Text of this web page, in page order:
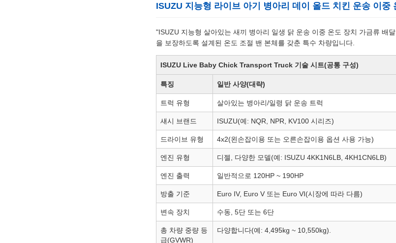
ISUZU 지능형 라이브 아기 병아리 데이 올드 치킨 운송 이
"ISUZU 지능형 살아있는 새끼 병아리 일생 닭 운송 이중 온도 장치 가금류 배
을 보장하도록 설계된 온도 조절 밴 본체를 갖춘 특수 차량입니다.
ISUZU Live Baby Chick Transport Truck 기술 시트(공통 구성)
특징 일반 사양(대략)
트럭 유형 살아있는 병아리/일령 닭 운송 트럭
섀시 브랜드 ISUZU(예: NQR, NPR, KV100 시리즈)
드라이브 유형 4x2(왼손잡이용 또는 오른손잡이용 옵션 사용 가능)
엔진 유형 디젤, 다양한 모델(예: ISUZU 4KK1N6LB, 4KH1CN6LB)
엔진 출력 일반적으로 120HP ~ 190HP
방출 기준 Euro IV, Euro V 또는 Euro VI(시장에 따라 다름)
변속 장치 수동, 5단 또는 6단
총 차량 중량 등
급(GVWR)
다양합니다(예: 4,495kg ~ 10,550kg).